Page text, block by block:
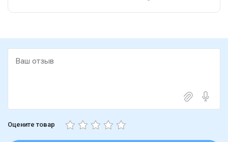
Оцените товар